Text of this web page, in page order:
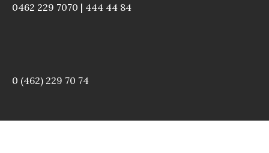
0462 229 7070 | 444 44 84
0 (462) 229 70 74